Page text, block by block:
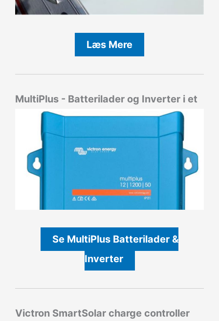
Læs Mere
MultiPlus - Batterilader og Inverter i et
Se MultiPlus Batterilader &
Inverter
Victron SmartSolar charge controller